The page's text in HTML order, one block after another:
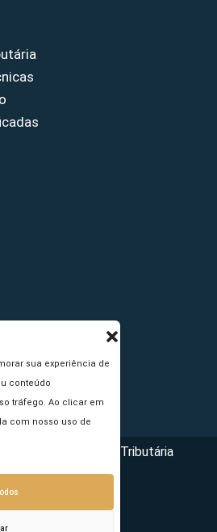
sua experiência de
conteúdo
tráfego. Ao clicar em
com nosso uso de
- Portal da Reforma Tributária